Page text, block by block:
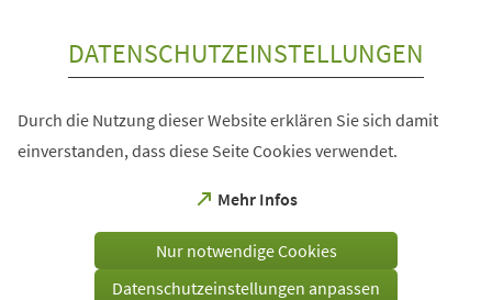
DATENSCHUTZEINSTELLUNGEN
Durch die Nutzung dieser Website erklären Sie sich damit
einverstanden, dass diese Seite Cookies verwendet.
Mehr Infos
(Öffnet
einem
Tab)
Nur notwendige Cookies
Datenschutzeinstellungen anpassen